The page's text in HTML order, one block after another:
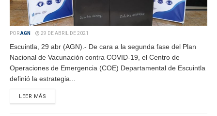
PORAGN 29 DE ABRIL DE 2021
Escuintla, 29 abr (AGN).- De cara a la segunda fase del Plan
Nacional de Vacunación contra COVID-19, el Centro de
Operaciones de Emergencia (COE) Departamental de Escuintla
definió la estrategia...
LEER MÁS